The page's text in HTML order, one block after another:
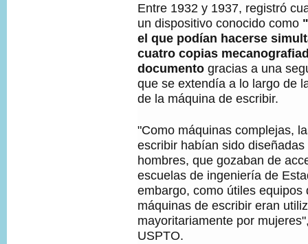
Entre 1932 y 1937, registró
un dispositivo conocido como
el que podían hacerse
cuatro copias
documento gracias a una
que se extendía a lo largo de
de la máquina de escribir.
"Como máquinas complejas,
escribir habían sido
hombres, que gozaban de
escuelas de ingeniería de
embargo, como útiles equipos
máquinas de escribir eran
mayoritariamente por
USPTO.